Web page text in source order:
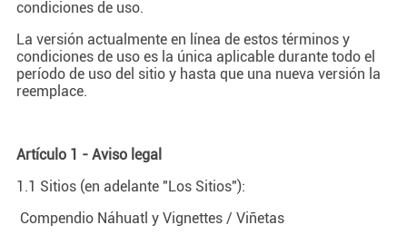
condiciones de uso.
La versión actualmente en línea de estos términos y
condiciones de uso es la única aplicable durante todo el
período de uso del sitio y hasta que una nueva versión la
reemplace.
Artículo 1 - Aviso legal
1.1 Sitios (en adelante "Los Sitios"):
Compendio Náhuatl y Vignettes / Viñetas